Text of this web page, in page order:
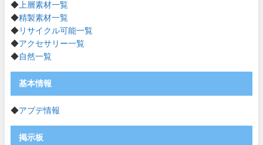
◆ 上層素材一覧
◆精製素材一覧
◆ リサイクル可能一覧
◆アクセサリー一覧
◆自然一覧
基本情報
◆アプデ情報
掲示板